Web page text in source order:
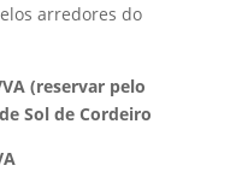
arredores do
(reservar pelo
Sol de Cordeiro